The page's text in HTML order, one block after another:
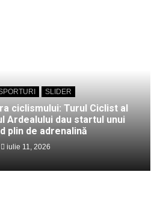
SLIDER
ciclismului: Turul Ciclist al
Ardealului dau startul unui
plin de adrenalină
iulie 11, 2026